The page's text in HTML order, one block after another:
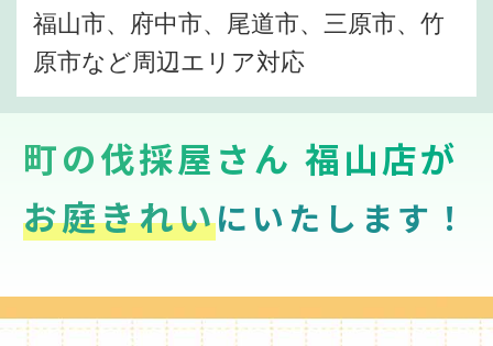
福山市、府中市、尾道市、三原市、竹
原市など周辺エリア対応
町の伐採屋さん 福山店が
お庭きれいにいたします！